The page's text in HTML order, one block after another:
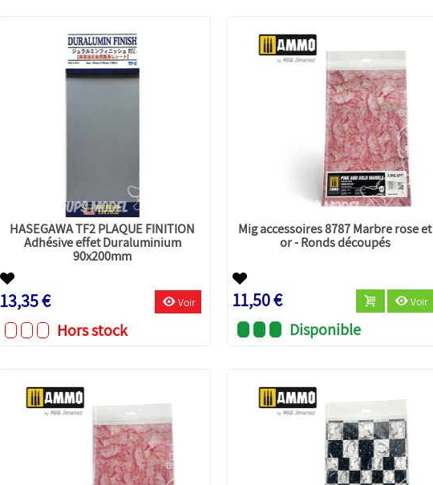
HASEGAWA TF2 PLAQUE FINITION
Adhésive effet Duraluminium
90x200mm
13,35 € Voir
Hors stock
Mig accessoires 8787 Marbre rose et
or - Ronds découpés
11,50 € Voir
Disponible